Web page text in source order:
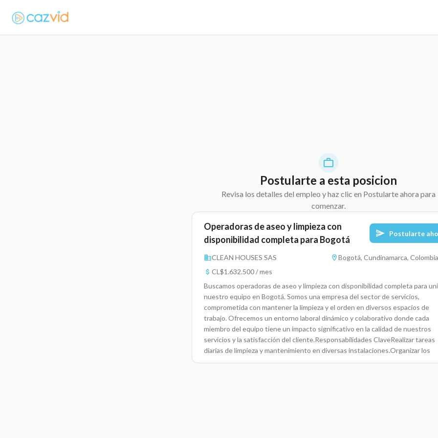
Postularte a esta posicion
Revisa los detalles del empleo y haz clic en Postularte ahora para
comenzar.
Operadoras de aseo y limpieza con
disponibilidad completa para Bogotá
Postularte
CLEAN HOUSES SAS
Bogotá, Cundinamarca, Colombia
CL$1.632.500 / mes
Buscamos operadoras de aseo y limpieza con disponibilidad completa para
nuestro equipo en Bogotá. Somos una empresa del sector de servicios,
comprometida con mantener la limpieza y el orden en diversos espacios de
trabajo. Ofrecemos un entorno laboral dinámico y colaborativo donde cada
miembro del equipo tiene un impacto significativo en la calidad de nuestros
servicios y la satisfacción del cliente.Responsabilidades ClaveRealizar tareas
diarias de limpieza y mantenimiento en diversas instalaciones.Organizar los
suministros de limpieza y asegurarse de que estén disponibles y en buen